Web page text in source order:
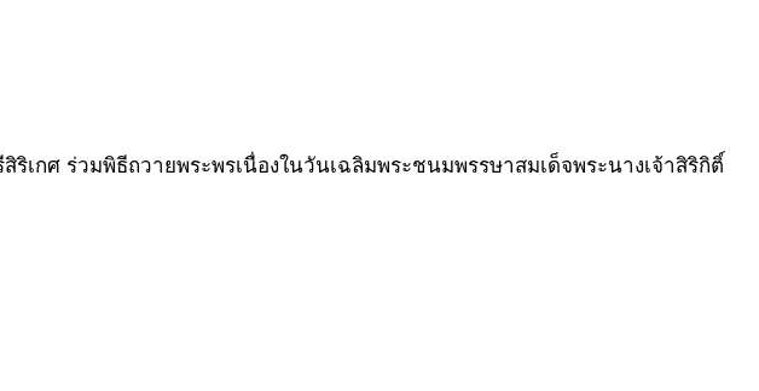
เกศ ร่วมพิธีถวายพระพรเนื่องในวันเฉลิมพระชนมพรรษาสมเด็จพระนางเจ้าสิริกิติ์